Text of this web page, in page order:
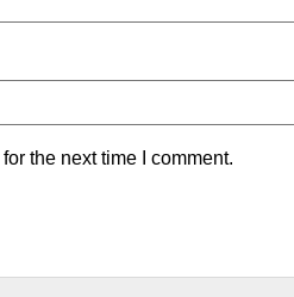
the next time I comment.